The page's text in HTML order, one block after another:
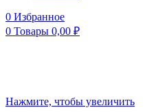
0 Избранное
0 Товары 0,00 ₽
Нажмите, чтобы увеличить